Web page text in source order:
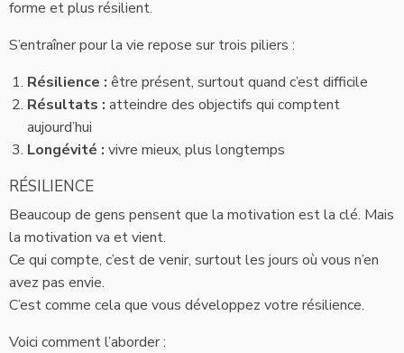
forme et plus résilient.
S’entraîner pour la vie repose sur trois piliers :
Résilience : être présent, surtout quand c’est difficile
Résultats : atteindre des objectifs qui comptent
aujourd’hui
Longévité : vivre mieux, plus longtemps
RÉSILIENCE
Beaucoup de gens pensent que la motivation est la clé. Mais
la motivation va et vient.
Ce qui compte, c’est de venir, surtout les jours où vous n’en
avez pas envie.
C’est comme cela que vous développez votre résilience.
Voici comment l’aborder :